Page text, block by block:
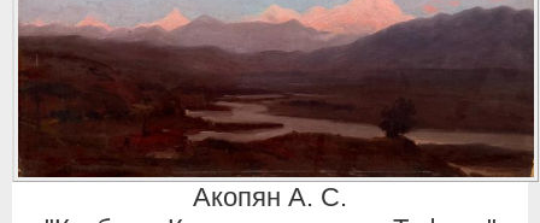
Акопян А. С.